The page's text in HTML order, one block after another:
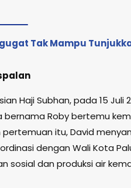
Tak Mampu
Haji Subhan, pada 15 Juli
bernama Roby bertemu
pertemuan itu, David
dengan Wali Kota
sosial dan produksi air